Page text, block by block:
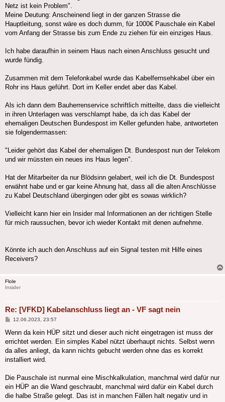
Netz ist kein Problem".
Meine Deutung: Anscheinend liegt in der ganzen Strasse die
Hauptleitung, sonst wäre es doch dumm, für 1000€ Pauschale ein Kabel
vom Anfang der Strasse bis zum Ende zu ziehen für ein einziges Haus.
Ich habe daraufhin in seinem Haus nach einen Anschluss gesucht und
wurde fündig.
Zusammen mit dem Telefonkabel wurde das Kabelfernsehkabel über ein
Rohr ins Haus geführt. Dort im Keller endet aber das Kabel.
Als ich dann dem Bauherrenservice schriftlich mitteilte, dass die vielleicht
in ihren Unterlagen was verschlampt habe, da ich das Kabel der
ehemaligen Deutschen Bundespost im Keller gefunden habe, antworteten
sie folgendermassen:
"Leider gehört das Kabel der ehemaligen Dt. Bundespost nun der Telekom
und wir müssten ein neues ins Haus legen".
Hat der Mitarbeiter da nur Blödsinn gelabert, weil ich die Dt. Bundespost
erwähnt habe und er gar keine Ahnung hat, dass all die alten Anschlüsse
zu Kabel Deutschland übergingen oder gibt es sowas wirklich?
Vielleicht kann hier ein Insider mal Informationen an der richtigen Stelle
für mich raussuchen, bevor ich wieder Kontakt mit denen aufnehme.
Könnte ich auch den Anschluss auf ein Signal testen mit Hilfe eines
Receivers?
Flole
Insider
Re: [VFKD] Kabelanschluss liegt an - VF sagt nein
Beitrag
12.06.2023, 23:57
Wenn da kein HÜP sitzt und dieser auch nicht eingetragen ist muss der
errichtet werden. Ein simples Kabel nützt überhaupt nichts. Selbst wenn
da alles anliegt, da kann nichts gebucht werden ohne das es korrekt
installiert wird.
Die Pauschale ist nunmal eine Mischkalkulation, manchmal wird dafür nur
ein HÜP an die Wand geschraubt, manchmal wird dafür ein Kabel durch
die halbe Straße gelegt. Das ist in manchen Fällen halt negativ und in